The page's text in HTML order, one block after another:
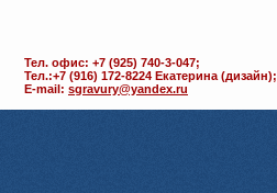
Тел. офис: +7 (925) 740-3-047;
Тел.:+7 (916) 172-8224 Екатерина (дизайн);
E-mail: sgravury@yandex.ru